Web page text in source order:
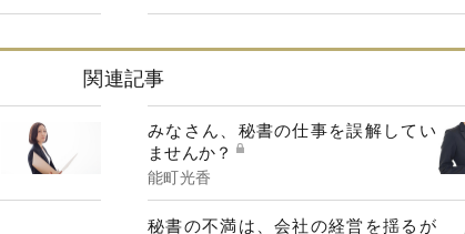
関連記事
みなさん、秘書の仕事を誤解してい
ませんか？
能町光香
秘書の不満は、会社の経営を揺るが